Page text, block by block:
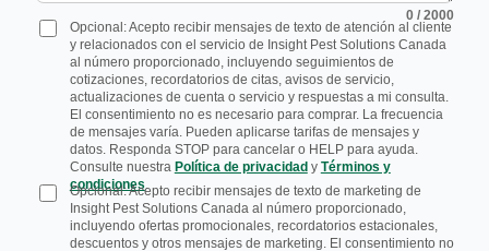
0 / 2000
Opcional: Acepto recibir mensajes de texto de atención al cliente
y relacionados con el servicio de Insight Pest Solutions Canada
al número proporcionado, incluyendo seguimientos de
cotizaciones, recordatorios de citas, avisos de servicio,
actualizaciones de cuenta o servicio y respuestas a mi consulta.
El consentimiento no es necesario para comprar. La frecuencia
de mensajes varía. Pueden aplicarse tarifas de mensajes y
datos. Responda STOP para cancelar o HELP para ayuda.
Consulte nuestra Política de privacidad y Términos y
condiciones
Opcional: Acepto recibir mensajes de texto de marketing de
Insight Pest Solutions Canada al número proporcionado,
incluyendo ofertas promocionales, recordatorios estacionales,
descuentos y otros mensajes de marketing. El consentimiento no